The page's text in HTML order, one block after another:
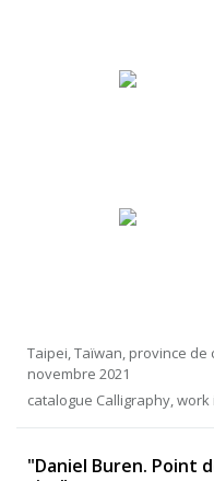
Taipei, Taïwan, province de
novembre 2021
catalogue Calligraphy, work
"Daniel Buren. Point